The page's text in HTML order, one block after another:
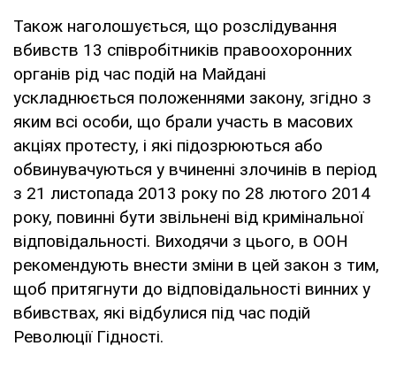
Також наголошується, що розслідування
вбивств 13 співробітників правоохоронних
органів рід час подій на Майдані
ускладнюється положеннями закону, згідно з
яким всі особи, що брали участь в масових
акціях протесту, і які підозрюються або
обвинувачуються у вчиненні злочинів в період
з 21 листопада 2013 року по 28 лютого 2014
року, повинні бути звільнені від кримінальної
відповідальності. Виходячи з цього, в ООН
рекомендують внести зміни в цей закон з тим,
щоб притягнути до відповідальності винних у
вбивствах, які відбулися під час подій
Революції Гідності.